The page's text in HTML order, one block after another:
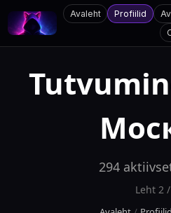
Avaleht Profiilid
294
Leht 2 /